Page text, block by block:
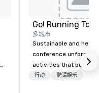
Go! Running
多城市
Sustainable and
conference
activities that boost
lower carbon
行动 聘请娱乐